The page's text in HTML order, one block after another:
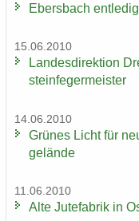
Ebers­bach
15.06.2010
Lan­des­di­rek­ti­on
stein­fe­ger­meis­ter
14.06.2010
Grü­nes Licht für
ge­län­de
11.06.2010
Alte Ju­te­fa­brik in